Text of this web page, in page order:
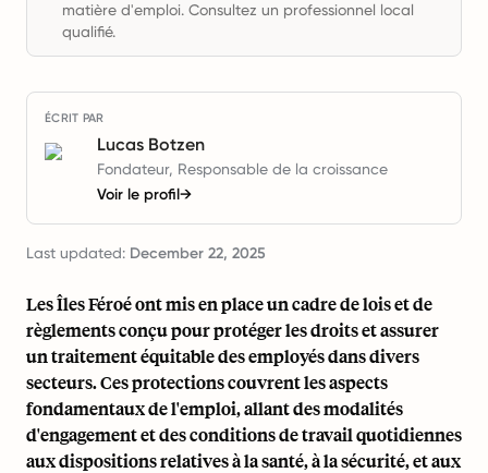
matière d'emploi. Consultez un professionnel local
qualifié.
ÉCRIT PAR
Lucas Botzen
Fondateur, Responsable de la croissance
Voir le profil→
Last updated: December 22, 2025
Les Îles Féroé ont mis en place un cadre de lois et de
règlements conçu pour protéger les droits et assurer
un traitement équitable des employés dans divers
secteurs. Ces protections couvrent les aspects
fondamentaux de l'emploi, allant des modalités
d'engagement et des conditions de travail quotidiennes
aux dispositions relatives à la santé, à la sécurité, et aux